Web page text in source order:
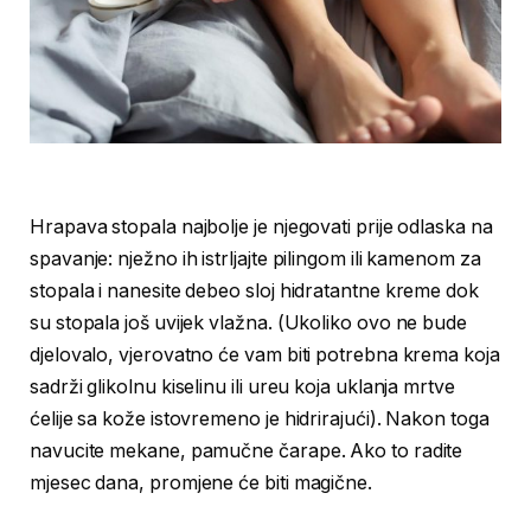
Hrapava stopala najbolje je njegovati prije odlaska na
spavanje: nježno ih istrljajte pilingom ili kamenom za
stopala i nanesite debeo sloj hidratantne kreme dok
su stopala još uvijek vlažna. (Ukoliko ovo ne bude
djelovalo, vjerovatno će vam biti potrebna krema koja
sadrži glikolnu kiselinu ili ureu koja uklanja mrtve
ćelije sa kože istovremeno je hidrirajući). Nakon toga
navucite mekane, pamučne čarape. Ako to radite
mjesec dana, promjene će biti magične.